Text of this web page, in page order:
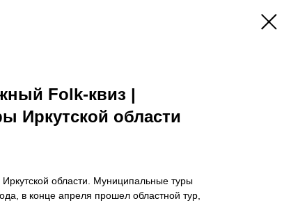
Folk-квиз |
Иркутской области
области. Муниципальные туры
в конце апреля прошел областной тур,